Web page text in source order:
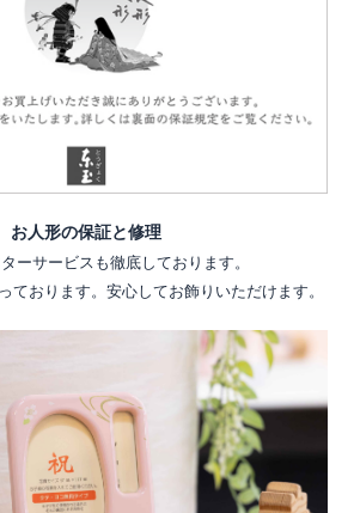
お人形の保証と修理
ーサービスも徹底しております。
ております。安心してお飾りいただけます。